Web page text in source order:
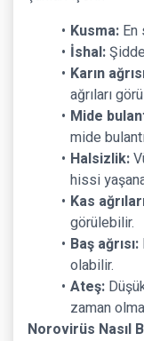
Kusma:En
İshal:
Karın
ağrıları
Mide
mide
Halsizlik:
hissi
Kas
görülebilir.
Baş ağrısı:
olabilir.
Ateş:
zaman
Norovirüs Nasıl